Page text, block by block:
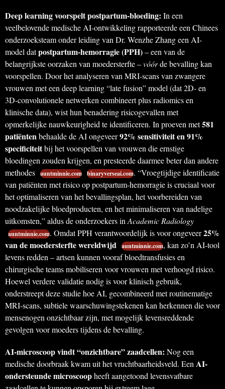
Deep learning voorspelt postpartum-bloeding: In een
veelbelovende medische AI-ontwikkeling rapporteerde een Chinees
onderzoeksteam onder leiding van Dr. Wenzhe Zhang een AI-
model datpostpartum-hemorragie (PPH)– een van de
belangrijkste oorzaken van moedersterfte –vóórde bevalling kan
voorspellen. Door het analyseren van MRI-scans van zwangere
vrouwen met een deep learning “late fusion” model (dat 2D- en
3D-convolutionele netwerken combineert plus radiomics en
klinische data), wist hun benadering risicogevallen met
opmerkelijke nauwkeurigheid te identificeren. In proeven met581
patiëntenbehaalde de AI ongeveer92% sensitiviteit en 91%
specificiteitbij het voorspellen van vrouwen die ernstige
bloedingen zouden krijgen, en presteerde daarmee beter dan andere
methodes auntminnie.com binaryverseai.com. “Vroegtijdige identificatie
van patiënten met risico op postpartum-hemorragie is cruciaal voor
het optimaliseren van het bevallingsplan, het voorbereiden van
noodzakelijke bloedproducten, en het minimaliseren van nadelige
uitkomsten,” aldus de onderzoekers in Academic Radiology
auntminnie.com. Omdat PPH verantwoordelijk is voor ongeveer25%
van de moedersterfte wereldwijd auntminnie.com, kan zo’n AI-tool
levens redden – artsen kunnen vooraf bloedtransfusies en
chirurgische teams mobiliseren voor vrouwen met verhoogd risico.
Hoewel verdere validatie nodig is voor klinisch gebruik,
onderstreept deze studie hoe AI, gecombineerd met routinematige
MRI-scans, subtiele waarschuwingstekenen kan herkennen die voor
mensenogen onzichtbaar zijn, met mogelijk levensreddende
gevolgen voor moeders tijdens de bevalling.
AI-microscoop vindt “onzichtbare” zaadcellen: Nog een
medische doorbraak kwam uit het vruchtbaarheidsveld. Een AI-
ondersteunde microscoopheeft aangetoond levensvatbare